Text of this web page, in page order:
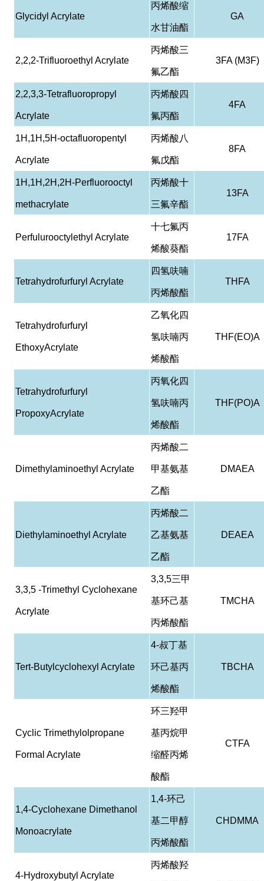
Glycidyl Acrylate
丙烯酸缩
水甘油酯
GA
2,2,2-Trifluoroethyl Acrylate
丙烯酸三
氟乙酯
3FA (M3F)
2,2,3,3-Tetrafluoropropyl
Acrylate
丙烯酸四
氟丙酯
4FA
1H,1H,5H-octafluoropentyl
Acrylate
丙烯酸八
氟戊酯
8FA
1H,1H,2H,2H-Perfluorooctyl
methacrylate
丙烯酸十
三氟辛酯
13FA
Perfulurooctylethyl Acrylate
十七氟丙
烯酸葵酯
17FA
Tetrahydrofurfuryl Acrylate
四氢呋喃
丙烯酸酯
THFA
Tetrahydrofurfuryl
EthoxyAcrylate
乙氧化四
氢呋喃丙
烯酸酯
THF(EO)A
Tetrahydrofurfuryl
PropoxyAcrylate
丙氧化四
氢呋喃丙
烯酸酯
THF(PO)A
Dimethylaminoethyl Acrylate
丙烯酸二
甲基氨基
乙酯
DMAEA
Diethylaminoethyl Acrylate
丙烯酸二
乙基氨基
乙酯
DEAEA
3,3,5 -Trimethyl Cyclohexane
Acrylate
3,3,5三甲
基环己基
丙烯酸酯
TMCHA
Tert-Butylcyclohexyl Acrylate
4-叔丁基
环己基丙
烯酸酯
TBCHA
Cyclic Trimethylolpropane
Formal Acrylate
环三羟甲
基丙烷甲
缩醛丙烯
酸酯
CTFA
1,4-Cyclohexane Dimethanol
Monoacrylate
1,4-环己
基二甲醇
丙烯酸酯
CHDMMA
4-Hydroxybutyl Acrylate
丙烯酸羟